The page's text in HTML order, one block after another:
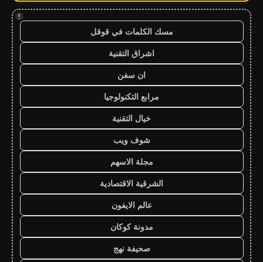
!
مسك الكلمات في قوقل
اشراق التقنية
ان سفن
مرابع التكنولوجيا
خيال التقنية
شوف ويب
مجلة الاسهم
الشرقية الاقتصادية
عالم الايفون
مدونة كوكان
صحيفة نهج